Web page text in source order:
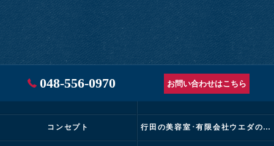
048-556-0970 お問い合わせはこちら
コンセプト 行田の美容室･有限会社ウエダの口コミ情報